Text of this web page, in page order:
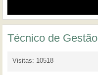
Técnico de Gestão
Visitas: 10518